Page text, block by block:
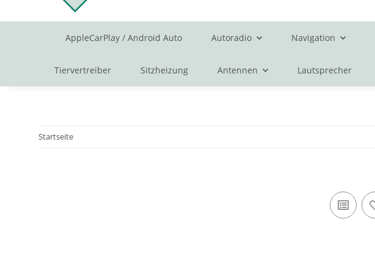
AppleCarPlay / Android Auto Autoradio Navigation
Tiervertreiber Sitzheizung Antennen Lautsprecher
Startseite